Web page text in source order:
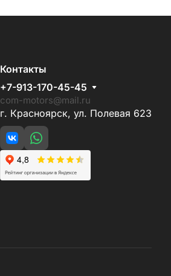
Контакты
+7-913-170-45-45
com-motors@mail.ru
г. Красноярск, ул. Полевая 623